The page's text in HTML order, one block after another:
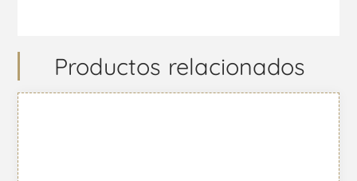
Productos relacionados